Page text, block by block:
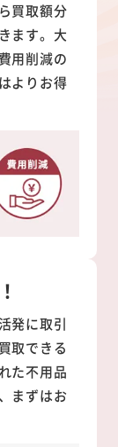
買取額分
ます。大
用削減の
よりお得
発に取引
取できる
た不用品
まずはお